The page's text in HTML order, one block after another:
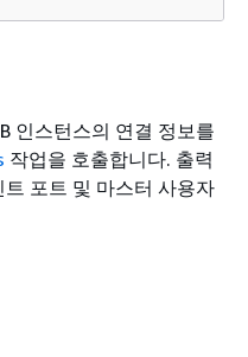
인스턴스의 연결 정보를
작업을 호출합니다. 출력
포트 및 마스터 사용자